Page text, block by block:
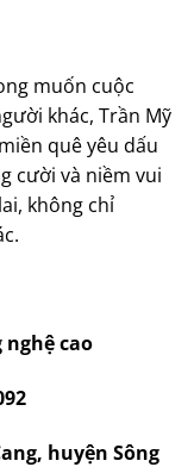
muốn cuộc
khác, Trần Mỹ
quê yêu dấu
cười và niềm vui
không chỉ
cao
huyện Sông